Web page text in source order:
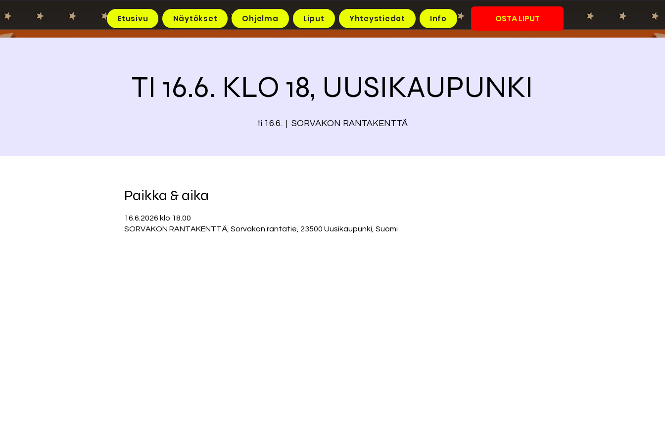
Etusivu Näytökset Ohjelma Liput Yhteystiedot Info OSTA LIPUT
TI 16.6. KLO 18, UUSIKAUPUNKI
ti 16.6.
  |
SORVAKON RANTAKENTTÄ
Paikka & aika
16.6.2026 klo 18.00
SORVAKON RANTAKENTTÄ, Sorvakon rantatie, 23500 Uusikaupunki, Suomi